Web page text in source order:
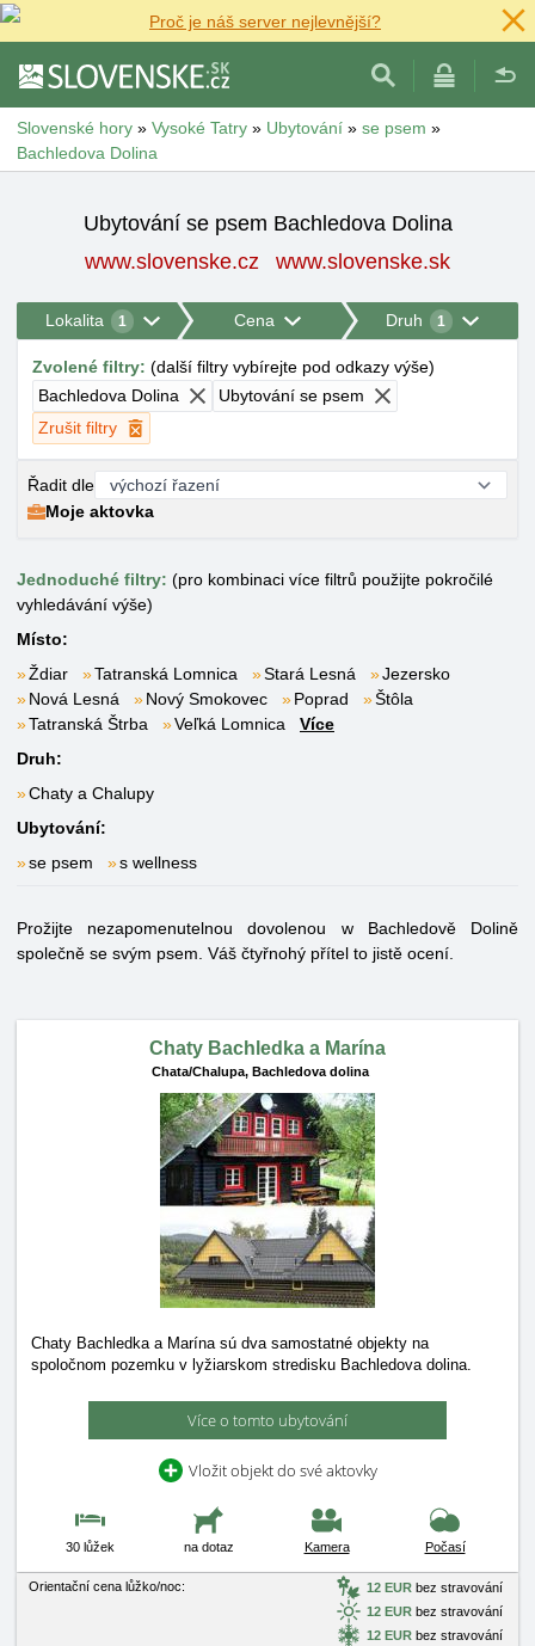
Proč je náš server nejlevnější?
Slovenské hory » Vysoké Tatry » Ubytování » se psem »
Bachledova Dolina
Ubytování se psem Bachledova Dolina
www.slovenske.cz
www.slovenske.sk
Lokalita 1 Cena Druh 1
Zvolené filtry: (další filtry vybírejte pod odkazy výše)
Bachledova Dolina
Ubytování se psem
Zrušit filtry
Řadit dle
Moje aktovka
Jednoduché filtry: (pro kombinaci více filtrů použijte pokročilé
vyhledávání výše)
Místo:
Ždiar
Tatranská Lomnica Stará Lesná
Jezersko
Nová Lesná
Nový Smokovec Poprad
Štôla
Tatranská Štrba
Veľká Lomnica
Více
Druh:
Chaty a Chalupy
Ubytování:
se psem
s wellness
Prožijte nezapomenutelnou dovolenou w Bachledově Dolině
společně se svým psem. Váš čtyřnohý přítel to jistě ocení.
Chaty Bachledka a Marína
Chata/Chalupa, Bachledova dolina
Chaty Bachledka a Marína sú dva samostatné objekty na
spoločnom pozemku v lyžiarskom stredisku Bachledova dolina.
Více o tomto ubytování
Vložit objekt do své aktovky
30 lůžek na dotaz Kamera Počasí
Orientační cena lůžko/noc: 12 EUR bez stravování
12 EUR bez stravování
12 EUR bez stravování